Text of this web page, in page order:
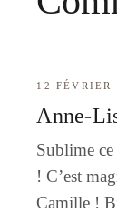
12 FÉVRIER
Anne-
Sublime ce
! C’est
Camille !